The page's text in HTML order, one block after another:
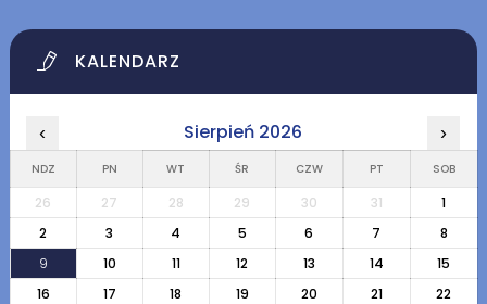
KALENDARZ
‹ Sierpień 2026 ›
NDZ PN WT ŚR CZW PT SOB
26 27 28 29 30 31
1
2
3 4 5 6 7
8
9
10 11 12 13 14
15
16
17 18 19 20 21
22